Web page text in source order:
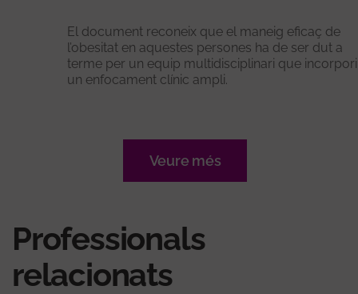
El document reconeix que el maneig eficaç de
l’obesitat en aquestes persones ha de ser dut a
terme per un equip multidisciplinari que incorpori
un enfocament clínic ampli.
Veure més
Professionals
relacionats